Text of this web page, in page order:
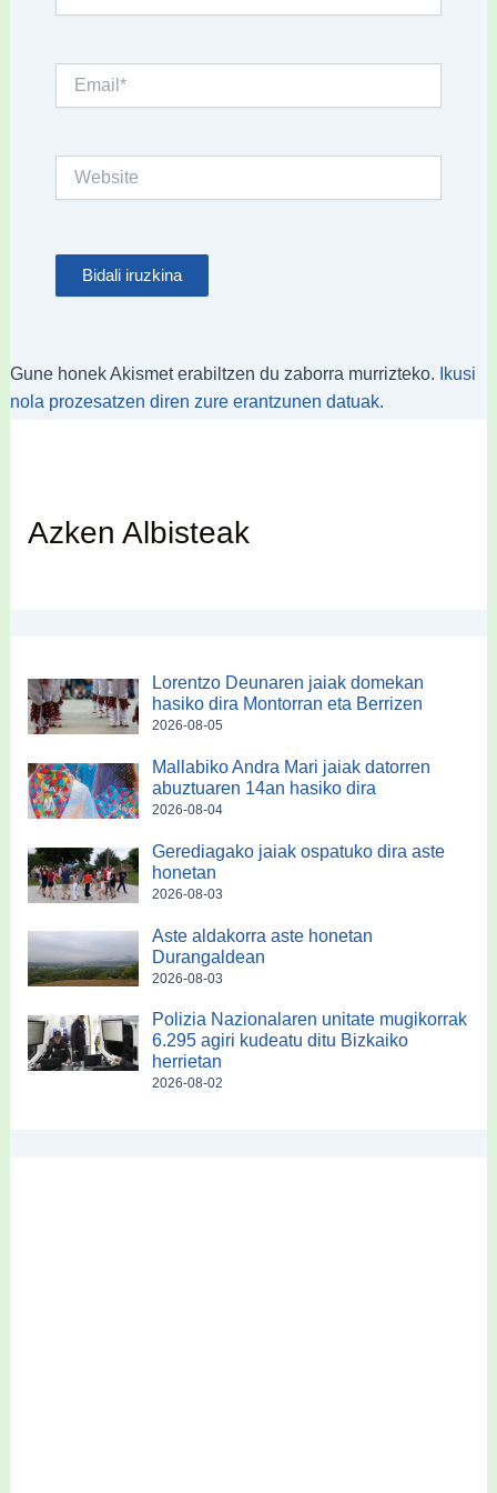
Gune honek Akismet erabiltzen du zaborra murrizteko.
Ikusi
nola prozesatzen diren zure erantzunen datuak.
Azken Albisteak
Lorentzo Deunaren jaiak domekan
hasiko dira Montorran eta Berrizen
2026-08-05
Mallabiko Andra Mari jaiak datorren
abuztuaren 14an hasiko dira
2026-08-04
Gerediagako jaiak ospatuko dira aste
honetan
2026-08-03
Aste aldakorra aste honetan
Durangaldean
2026-08-03
Polizia Nazionalaren unitate mugikorrak
6.295 agiri kudeatu ditu Bizkaiko
herrietan
2026-08-02